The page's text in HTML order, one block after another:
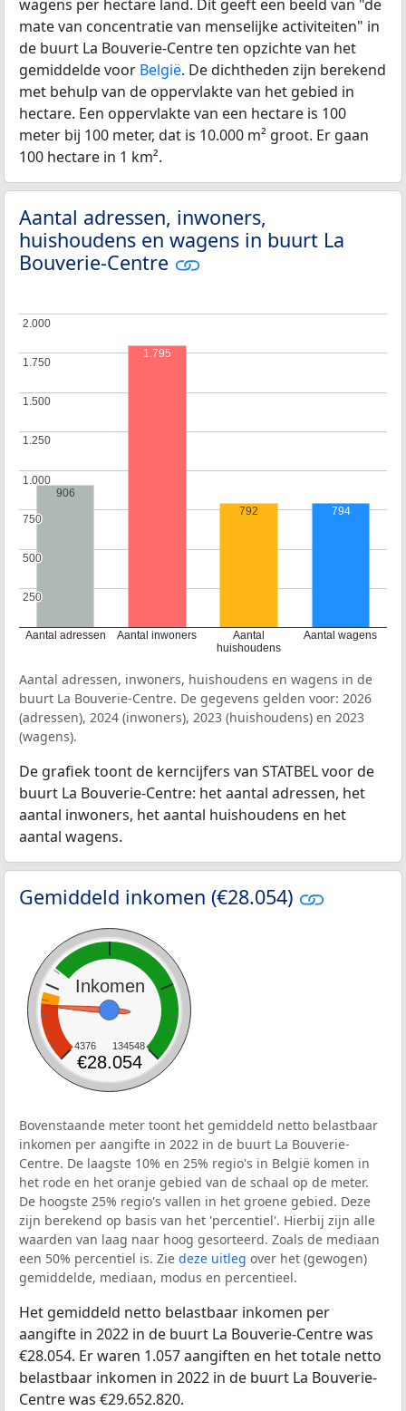
wagens per hectare land. Dit geeft een beeld van "de
mate van concentratie van menselijke activiteiten" in
de buurt La Bouverie-Centre ten opzichte van het
gemiddelde voor België. De dichtheden zijn berekend
met behulp van de oppervlakte van het gebied in
hectare. Een oppervlakte van een hectare is 100
meter bij 100 meter, dat is 10.000 m² groot. Er gaan
100 hectare in 1 km².
Aantal adressen, inwoners,
huishoudens en wagens in buurt La
Bouverie-Centre
Aantal adressen Aantal inwoners
Aantal
huishoudens
Aantal wagens
250
250
500
500
750
750
1.000
1.000
1.250
1.250
1.500
1.500
1.750
1.750
2.000
2.000
906
1.795
792 794
Aantal adressen, inwoners, huishoudens en wagens in de
buurt La Bouverie-Centre. De gegevens gelden voor: 2026
(adressen), 2024 (inwoners), 2023 (huishoudens) en 2023
(wagens).
De grafiek toont de kerncijfers van STATBEL voor de
buurt La Bouverie-Centre: het aantal adressen, het
aantal inwoners, het aantal huishoudens en het
aantal wagens.
Gemiddeld inkomen (€28.054)
Inkomen
4376 134548
€28.054
Bovenstaande meter toont het gemiddeld netto belastbaar
inkomen per aangifte in 2022 in de buurt La Bouverie-
Centre. De laagste 10% en 25% regio's in België komen in
het rode en het oranje gebied van de schaal op de meter.
De hoogste 25% regio's vallen in het groene gebied. Deze
zijn berekend op basis van het 'percentiel'. Hierbij zijn alle
waarden van laag naar hoog gesorteerd. Zoals de mediaan
een 50% percentiel is. Zie deze uitleg over het (gewogen)
gemiddelde, mediaan, modus en percentieel.
Het gemiddeld netto belastbaar inkomen per
aangifte in 2022 in de buurt La Bouverie-Centre was
€28.054. Er waren 1.057 aangiften en het totale netto
belastbaar inkomen in 2022 in de buurt La Bouverie-
Centre was €29.652.820.